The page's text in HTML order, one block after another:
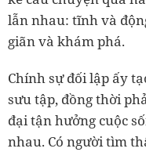
lẫn nhau: tĩnh và
giãn và khám phá.
Chính sự đối lập ấy
sưu tập, đồng thời
đại tận hưởng cuộc
nhau. Có người tìm